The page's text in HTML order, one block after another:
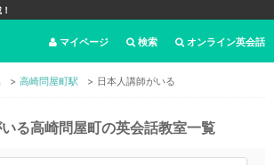
オンライン英会話
検索
マイページ
高崎問屋町駅 日本人講師がいる
る高崎問屋町の英会話教室一覧